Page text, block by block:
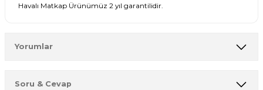
Havalı Matkap Ürünümüz 2 yıl garantilidir.
Yorumlar
Soru & Cevap